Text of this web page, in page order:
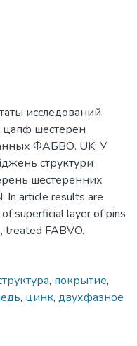
исследований
цапф шестерен
ФАБВО. UK: У
структури
шестеренних
In article results are
superficial layer of pins
treated FABVO.
, покрытие,
, цинк, двухфазное